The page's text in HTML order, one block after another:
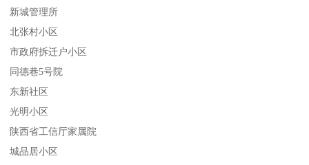
新城管理所
北张村小区
市政府拆迁户小区
同德巷5号院
东新社区
光明小区
陕西省工信厅家属院
城品居小区